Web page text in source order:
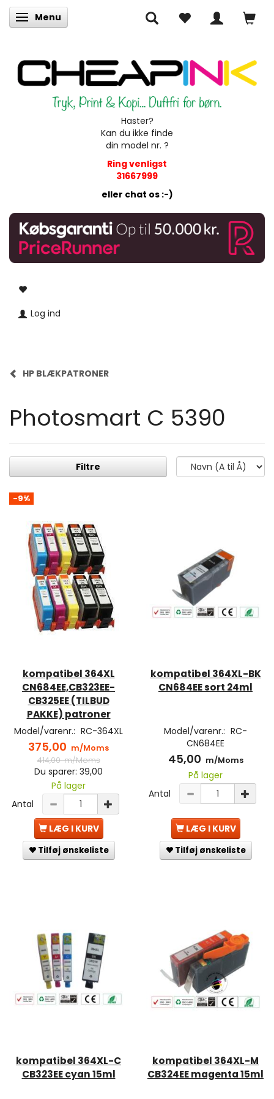
Skifte navigation
Menu
Haster?
Kan du ikke finde
din model nr. ?
Ring venligst
31667999
eller chat os :-)
Log ind
HP BLÆKPATRONER
Photosmart C 5390
Filtre
-9%
kompatibel 364XL
CN684EE,CB323EE-
CB325EE (TILBUD
PAKKE) patroner
Model/varenr.: RC-364XL
375,00 m/Moms
414,00m/Moms
Du sparer: 39,00
På lager
Antal
LÆG I KURV
Tilføj ønskeliste
kompatibel 364XL-BK
CN684EE sort 24ml
Model/varenr.: RC-
CN684EE
45,00 m/Moms
På lager
Antal
LÆG I KURV
Tilføj ønskeliste
kompatibel 364XL-C
CB323EE cyan 15ml
kompatibel 364XL-M
CB324EE magenta 15ml